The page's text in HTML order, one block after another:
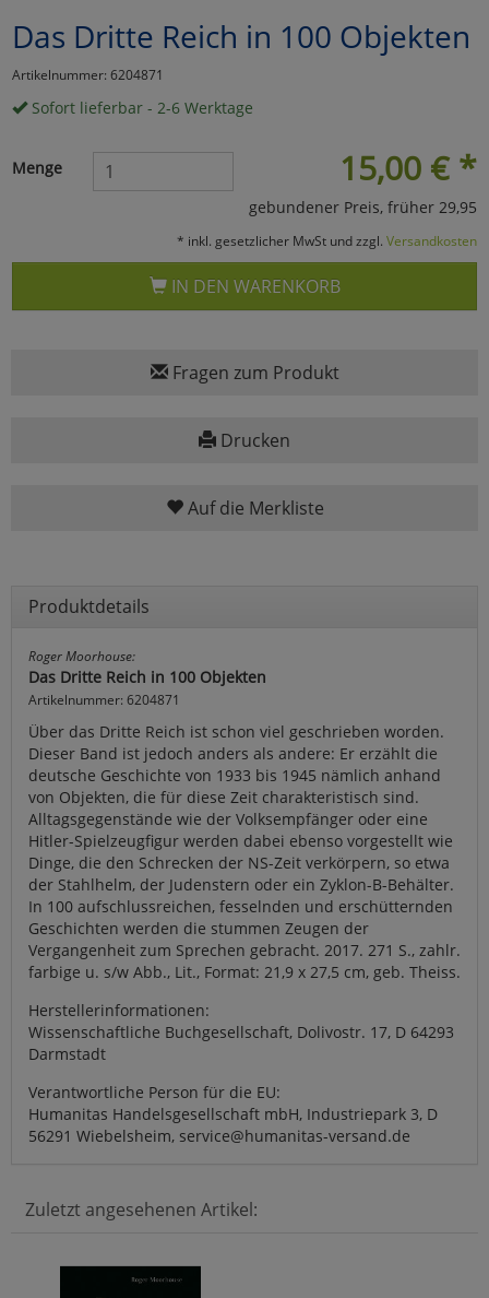
Das Dritte Reich in 100 Objekten
Artikelnummer: 6204871
Sofort lieferbar - 2-6 Werktage
15,00 € *
Menge
gebundener Preis, früher 29,95
* inkl. gesetzlicher MwSt und zzgl. Versandkosten
IN DEN WARENKORB
Fragen zum Produkt
Drucken
Auf die Merkliste
Produktdetails
Roger Moorhouse:
Das Dritte Reich in 100 Objekten
Artikelnummer: 6204871
Über das Dritte Reich ist schon viel geschrieben worden.
Dieser Band ist jedoch anders als andere: Er erzählt die
deutsche Geschichte von 1933 bis 1945 nämlich anhand
von Objekten, die für diese Zeit charakteristisch sind.
Alltagsgegenstände wie der Volksempfänger oder eine
Hitler-Spielzeugfigur werden dabei ebenso vorgestellt wie
Dinge, die den Schrecken der NS-Zeit verkörpern, so etwa
der Stahlhelm, der Judenstern oder ein Zyklon-B-Behälter.
In 100 aufschlussreichen, fesselnden und erschütternden
Geschichten werden die stummen Zeugen der
Vergangenheit zum Sprechen gebracht. 2017. 271 S., zahlr.
farbige u. s/w Abb., Lit., Format: 21,9 x 27,5 cm, geb. Theiss.
Herstellerinformationen:
Wissenschaftliche Buchgesellschaft, Dolivostr. 17, D 64293
Darmstadt
Verantwortliche Person für die EU:
Humanitas Handelsgesellschaft mbH, Industriepark 3, D
56291 Wiebelsheim, service@humanitas-versand.de
Zuletzt angesehenen Artikel:
Marketing
Umfragetools
Cookies
Einstellungen speichern
zurückzu Haupptseite